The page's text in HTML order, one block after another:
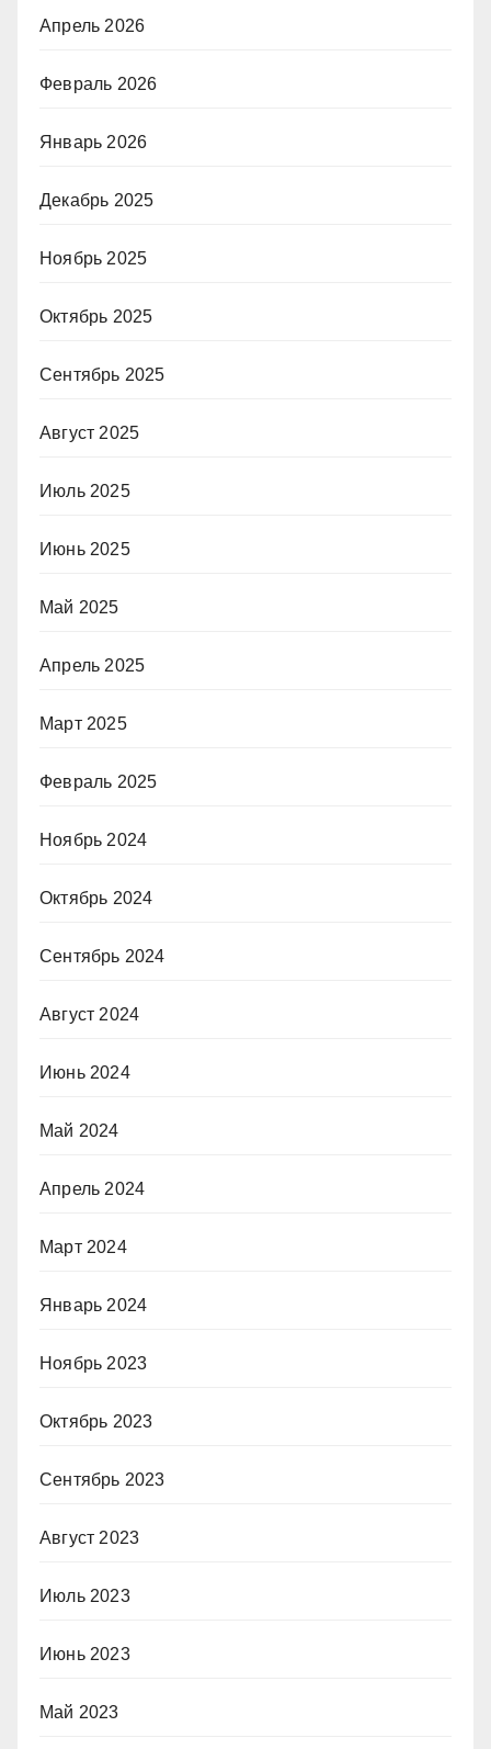
Апрель 2026
Февраль 2026
Январь 2026
Декабрь 2025
Ноябрь 2025
Октябрь 2025
Сентябрь 2025
Август 2025
Июль 2025
Июнь 2025
Май 2025
Апрель 2025
Март 2025
Февраль 2025
Ноябрь 2024
Октябрь 2024
Сентябрь 2024
Август 2024
Июнь 2024
Май 2024
Апрель 2024
Март 2024
Январь 2024
Ноябрь 2023
Октябрь 2023
Сентябрь 2023
Август 2023
Июль 2023
Июнь 2023
Май 2023